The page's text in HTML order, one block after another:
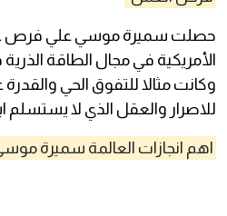
حصلت سميرة موسي علي فرص
الأمريكية في مجال الطاقة
وكانت مثالا للتفوق الحي
للاصرار والعقل الذي لا يستسلم
اهم انجازات العالمة سميرة